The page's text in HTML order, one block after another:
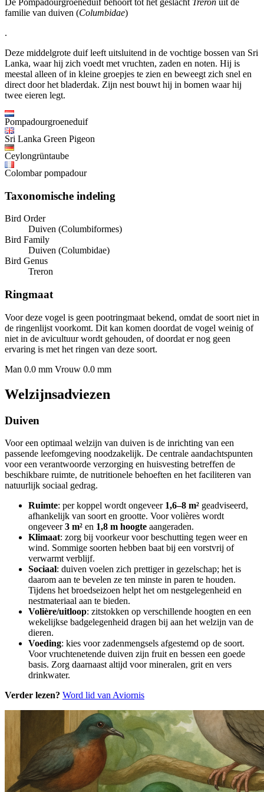
De Pompadourgroeneduif behoort tot het geslacht Treron uit de
familie van duiven (Columbidae)
.
Deze middelgrote duif leeft uitsluitend in de vochtige bossen van Sri
Lanka, waar hij zich voedt met vruchten, zaden en noten. Hij is
meestal alleen of in kleine groepjes te zien en beweegt zich snel en
direct door het bladerdak. Zijn nest bouwt hij in bomen waar hij
twee eieren legt.
Pompadourgroeneduif
Sri Lanka Green Pigeon
Ceylongrüntaube
Colombar pompadour
Taxonomische indeling
Bird Order
Duiven (Columbiformes)
Bird Family
Duiven (Columbidae)
Bird Genus
Treron
Ringmaat
Voor deze vogel is geen pootringmaat bekend, omdat de soort niet in
de ringenlijst voorkomt. Dit kan komen doordat de vogel weinig of
niet in de avicultuur wordt gehouden, of doordat er nog geen
ervaring is met het ringen van deze soort.
Man 0.0 mm Vrouw 0.0 mm
Welzijnsadviezen
Duiven
Voor een optimaal welzijn van duiven is de inrichting van een
passende leefomgeving noodzakelijk. De centrale aandachtspunten
voor een verantwoorde verzorging en huisvesting betreffen de
beschikbare ruimte, de nutritionele behoeften en het faciliteren van
natuurlijk sociaal gedrag.
Ruimte: per koppel wordt ongeveer 1,6–8 m² geadviseerd,
afhankelijk van soort en grootte. Voor volières wordt
ongeveer3 m² en 1,8 m hoogte aangeraden.
Klimaat: zorg bij voorkeur voor beschutting tegen weer en
wind. Sommige soorten hebben baat bij een vorstvrij of
verwarmt verblijf.
Sociaal: duiven voelen zich prettiger in gezelschap; het is
daarom aan te bevelen ze ten minste in paren te houden.
Tijdens het broedseizoen helpt het om nestgelegenheid en
nestmateriaal aan te bieden.
Volière/uitloop: zitstokken op verschillende hoogten en een
wekelijkse badgelegenheid dragen bij aan het welzijn van de
dieren.
Voeding: kies voor zadenmengsels afgestemd op de soort.
Voor vruchtenetende duiven zijn fruit en bessen een goede
basis. Zorg daarnaast altijd voor mineralen, grit en vers
drinkwater.
Verder lezen? Word lid van Aviornis